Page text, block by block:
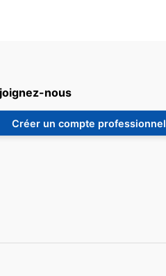
nous
Créer un compte professionnel